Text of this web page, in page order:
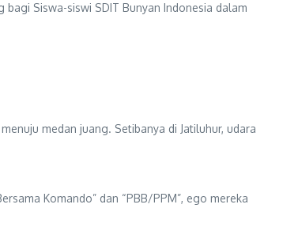
Siswa-siswi SDIT Bunyan Indonesia dalam
medan juang. Setibanya di Jatiluhur, udara
Komando” dan “PBB/PPM”, ego mereka